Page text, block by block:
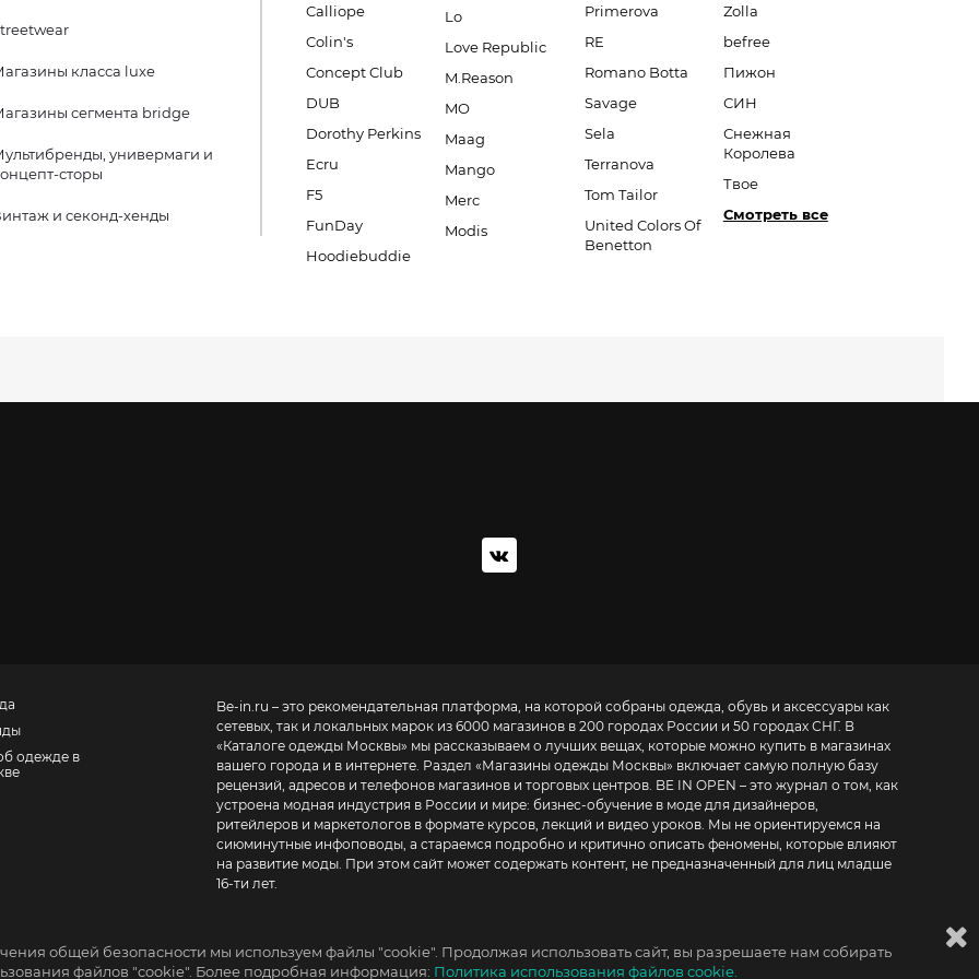
общей безопасности мы используем файлы "cookie". Продолжая использовать сайт, вы разрешаете нам собирать
файлов "cookie". Более подробная информация: Политика использования файлов cookie.
класса luxe
сегмента bridge
универмаги и
сторы
и секонд-хенды
Calliope
Colin's
Concept Club
DUB
Dorothy Perkins
Ecru
F5
FunDay
Hoodiebuddie
Lo
Love Republic
M.Reason
MO
Maag
Mango
Merc
Modis
Primerova
RE
Romano Botta
Savage
Sela
Terranova
Tom Tailor
United Colors Of
Benetton
Zolla
befree
Пижон
СИН
Снежная
Королева
Твое
Смотреть все
одежде в
Be-in.ru – это рекомендательная платформа, на которой собраны одежда, обувь и аксессуары как
сетевых, так и локальных марок из 6000 магазинов в 200 городах России и 50 городах СНГ. В
«Каталоге одежды Москвы» мы рассказываем о лучших вещах, которые можно купить в магазинах
вашего города и в интернете. Раздел «Магазины одежды Москвы» включает самую полную базу
рецензий, адресов и телефонов магазинов и торговых центров. BE IN OPEN – это журнал о том, как
устроена модная индустрия в России и мире: бизнес-обучение в моде для дизайнеров,
ритейлеров и маркетологов в формате курсов, лекций и видео уроков. Мы не ориентируемся на
сиюминутные инфоповоды, а стараемся подробно и критично описать феномены, которые влияют
на развитие моды. При этом сайт может содержать контент, не предназначенный для лиц младше
16-ти лет.